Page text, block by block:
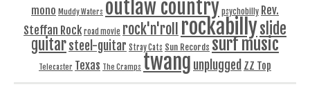
mono Muddy Waters outlaw country psychobilly Rev.
Steffan Rock road movie rock'n'roll rockabillyslide
guitarsteel-guitar Stray Cats Sun Records surf music
Telecaster Texas The Cramps twang unplugged ZZ Top